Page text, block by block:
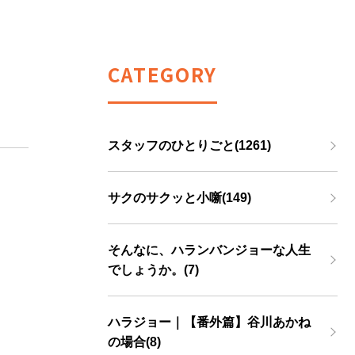
CATEGORY
スタッフのひとりごと(1261)
サクのサクッと小噺(149)
そんなに、ハランバンジョーな人生
でしょうか。(7)
ハラジョー｜【番外篇】谷川あかね
の場合(8)